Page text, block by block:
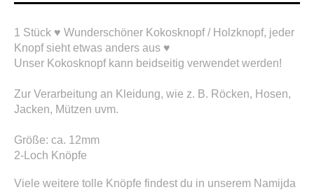
1 Stück ♥ Wunderschöner Kokosknopf / Holzknopf, jeder
Knopf sieht etwas anders aus ♥
Unser Kokosknopf kann beidseitig verwendet werden!
Zur Verarbeitung an Kleidung, wie z. B. Röcken, Hosen,
Jacken, Mützen uvm.
Größe: ca. 12mm
2-Loch Knöpfe
Viele weitere tolle Knöpfe findest du in unserem Namijda